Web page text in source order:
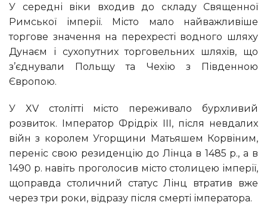
У середні віки входив до складу Священної
Римської імперії. Місто мало найважливіше
торгове значення на перехресті водного шляху
Дунаєм і сухопутних торговельних шляхів, що
з’єднували Польщу та Чехію з Південною
Європою.
У XV столітті місто переживало бурхливий
розвиток. Імператор Фрідріх III, після невдалих
війн з королем Угорщини Матьяшем Корвіним,
переніс свою резиденцію до Лінца в 1485 р., а в
1490 р. навіть проголосив місто столицею імперії,
щоправда столичний статус Лінц втратив вже
через три роки, відразу після смерті імператора.